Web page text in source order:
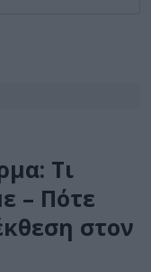
Τι
– Πότε
στον